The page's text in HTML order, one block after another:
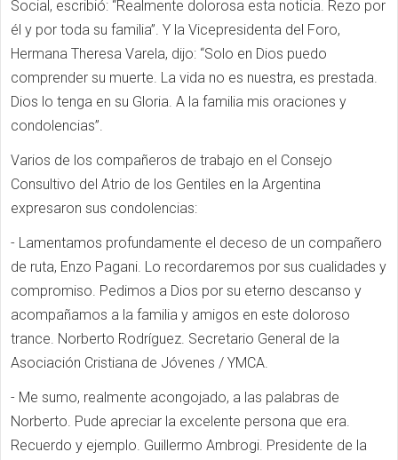
Social, escribió: “Realmente dolorosa esta noticia. Rezo por
él y por toda su familia”. Y la Vicepresidenta del Foro,
Hermana Theresa Varela, dijo: “Solo en Dios puedo
comprender su muerte. La vida no es nuestra, es prestada.
Dios lo tenga en su Gloria. A la familia mis oraciones y
condolencias”.
Varios de los compañeros de trabajo en el Consejo
Consultivo del Atrio de los Gentiles en la Argentina
expresaron sus condolencias:
- Lamentamos profundamente el deceso de un compañero
de ruta, Enzo Pagani. Lo recordaremos por sus cualidades y
compromiso. Pedimos a Dios por su eterno descanso y
acompañamos a la familia y amigos en este doloroso
trance. Norberto Rodríguez. Secretario General de la
Asociación Cristiana de Jóvenes / YMCA.
- Me sumo, realmente acongojado, a las palabras de
Norberto. Pude apreciar la excelente persona que era.
Recuerdo y ejemplo. Guillermo Ambrogi. Presidente de la